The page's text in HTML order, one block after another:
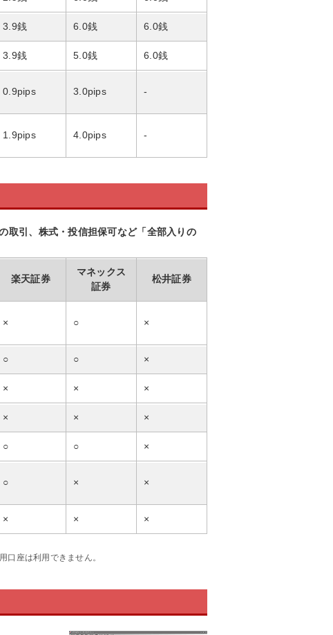
3.9銭 6.0銭 6.0銭
3.9銭 5.0銭 6.0銭
0.9pips 3.0pips -
1.9pips 4.0pips -
取引、株式・投信担保可など「全部入りの
楽天証券
マネックス
証券
松井証券
× ○ ×
○ ○ ×
× × ×
× × ×
○ ○ ×
○ × ×
× × ×
口座は利用できません。